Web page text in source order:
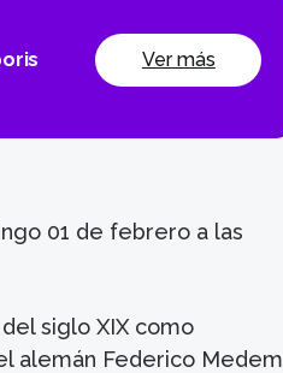
Ver más
01 de febrero a las
siglo XIX como
alemán Federico Medem